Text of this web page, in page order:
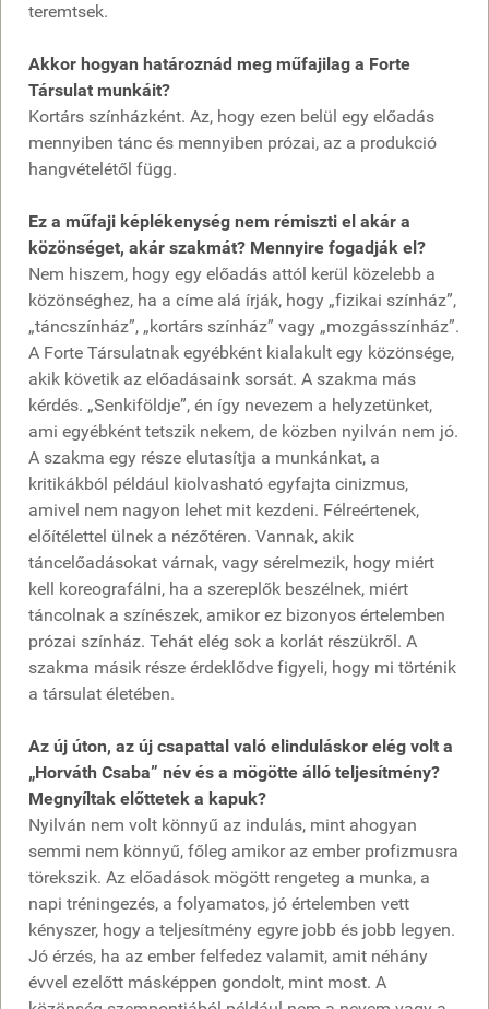
teremtsek.
Akkor hogyan határoznád meg műfajilag a Forte
Társulat munkáit?
Kortárs színházként. Az, hogy ezen belül egy előadás
mennyiben tánc és mennyiben prózai, az a produkció
hangvételétől függ.
Ez a műfaji képlékenység nem rémiszti el akár a
közönséget, akár szakmát? Mennyire fogadják el?
Nem hiszem, hogy egy előadás attól kerül közelebb a
közönséghez, ha a címe alá írják, hogy „fizikai színház”,
„táncszínház”, „kortárs színház” vagy „mozgásszínház”.
A Forte Társulatnak egyébként kialakult egy közönsége,
akik követik az előadásaink sorsát. A szakma más
kérdés. „Senkiföldje”, én így nevezem a helyzetünket,
ami egyébként tetszik nekem, de közben nyilván nem jó.
A szakma egy része elutasítja a munkánkat, a
kritikákból például kiolvasható egyfajta cinizmus,
amivel nem nagyon lehet mit kezdeni. Félreértenek,
előítélettel ülnek a nézőtéren. Vannak, akik
táncelőadásokat várnak, vagy sérelmezik, hogy miért
kell koreografálni, ha a szereplők beszélnek, miért
táncolnak a színészek, amikor ez bizonyos értelemben
prózai színház. Tehát elég sok a korlát részükről. A
szakma másik része érdeklődve figyeli, hogy mi történik
a társulat életében.
Az új úton, az új csapattal való elinduláskor elég volt a
„Horváth Csaba” név és a mögötte álló teljesítmény?
Megnyíltak előttetek a kapuk?
Nyilván nem volt könnyű az indulás, mint ahogyan
semmi nem könnyű, főleg amikor az ember profizmusra
törekszik. Az előadások mögött rengeteg a munka, a
napi tréningezés, a folyamatos, jó értelemben vett
kényszer, hogy a teljesítmény egyre jobb és jobb legyen.
Jó érzés, ha az ember felfedez valamit, amit néhány
évvel ezelőtt másképpen gondolt, mint most. A